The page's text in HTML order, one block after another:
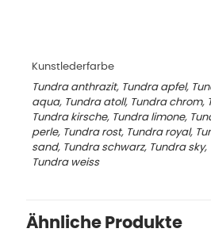
Kunstlederfarbe
Tundra anthrazit, Tundra apfel,
aqua, Tundra atoll, Tundra chrom,
Tundra kirsche, Tundra limone,
perle, Tundra rost, Tundra royal,
sand, Tundra schwarz, Tundra
Tundra weiss
Ähnliche Produkte